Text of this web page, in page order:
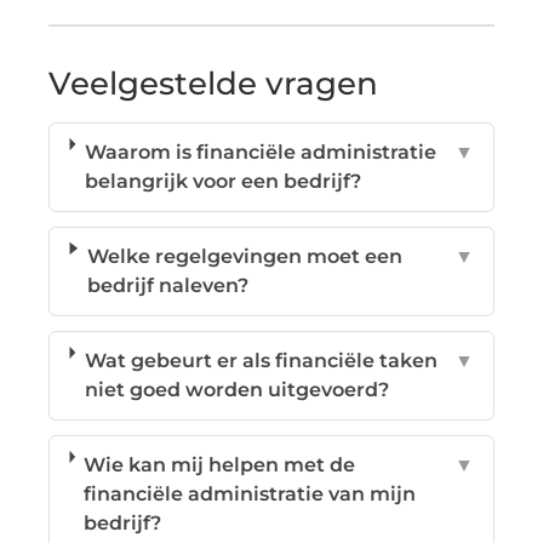
Veelgestelde vragen
Waarom is financiële administratie
belangrijk voor een bedrijf?
▼
Welke regelgevingen moet een
bedrijf naleven?
▼
Wat gebeurt er als financiële taken
niet goed worden uitgevoerd?
▼
Wie kan mij helpen met de
financiële administratie van mijn
bedrijf?
▼